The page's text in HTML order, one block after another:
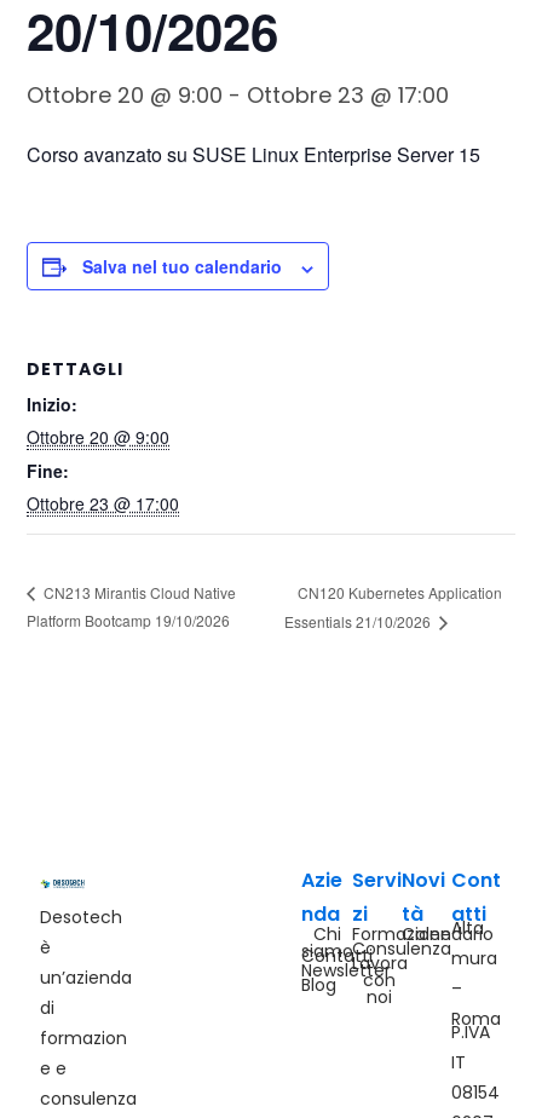
20/10/2026
Ottobre 20 @ 9:00 - Ottobre 23 @ 17:00
Corso avanzato su SUSE Linux Enterprise Server 15
Salva nel tuo calendario
DETTAGLI
Inizio:
Ottobre 20 @ 9:00
Fine:
Ottobre 23 @ 17:00
CN213 Mirantis Cloud Native
Platform Bootcamp 19/10/2026
CN120 Kubernetes Application
Essentials 21/10/2026
Desotech
è
un’azienda
di
formazion
e e
consulenza
Azie
nda
Chi
siamo
Contatti
Newsletter
Blog
Servi
zi
Formazione
Consulenza
Lavora
con
noi
Novi
tà
Calendario
Cont
atti
Alta
mura
–
Roma
P.IVA
IT
08154